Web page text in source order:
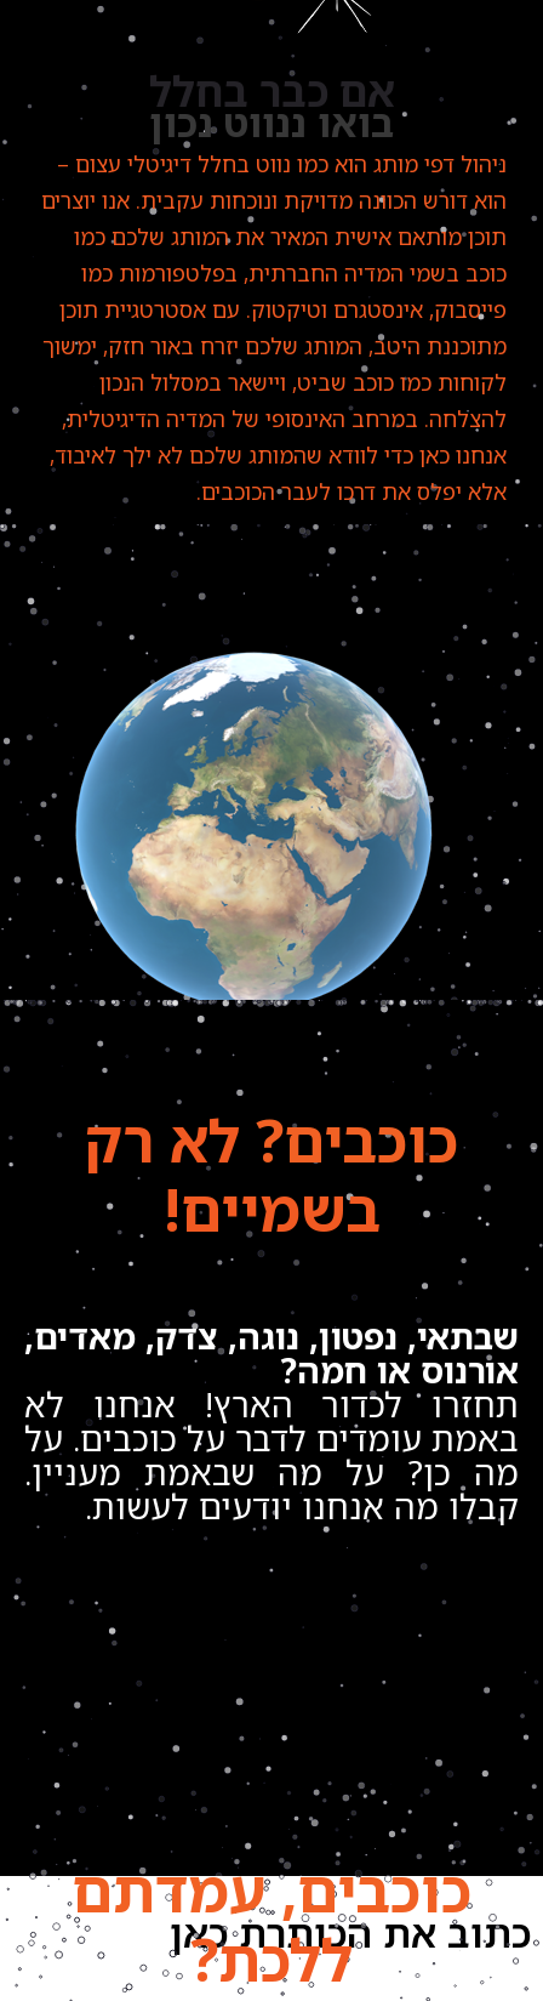
אם כבר בחלל
בואו ננווט נכון
ניהול דפי מותג הוא כמו נווט בחלל דיגיטלי עצום –
הוא דורש הכוונה מדויקת ונוכחות עקבית. אנו יוצרים
תוכן מותאם אישית המאיר את המותג שלכם כמו
כוכב בשמי המדיה החברתית, בפלטפורמות כמו
פייסבוק, אינסטגרם וטיקטוק. עם אסטרטגיית תוכן
מתוכננת היטב, המותג שלכם יזרח באור חזק, ימשוך
לקוחות כמו כוכב שביט, ויישאר במסלול הנכון
להצלחה. במרחב האינסופי של המדיה הדיגיטלית,
אנחנו כאן כדי לוודא שהמותג שלכם לא ילך לאיבוד,
אלא יפלס את דרכו לעבר הכוכבים.
כוכבים? לא רק
בשמיים!
שבתאי, נפטון, נוגה, צדק, מאדים,
אורנוס או חמה?
תחזרו לכדור הארץ! אנחנו לא
באמת עומדים לדבר על כוכבים. על
מה כן? על מה שבאמת מעניין.
קבלו מה אנחנו יודעים לעשות.
כתוב את הכותרת כאן
כוכבים, עמדתם
ללכת?